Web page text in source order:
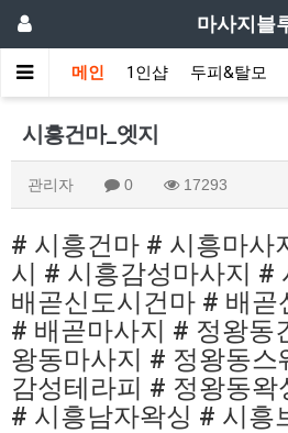
마사지블
메인 1인샵 두피&탈모
시흥건마_엣지
관리자 0 17293
# 시흥건마 # 시흥마사
시 # 시흥감성마사지 #
배곧신도시건마 # 배곧
# 배곧마사지 # 정왕동
왕동마사지 # 정왕동스
감성테라피 # 정왕동왁
# 시흥남자왁싱 # 시흥